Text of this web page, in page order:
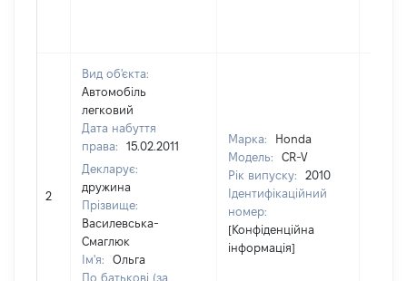
2
Вид об'єкта:
Автомобіль
легковий
Дата набуття
права:
15.02.2011
Декларує:
дружина
Прізвище:
Василевська-
Смаглюк
Ім'я:
Ольга
По батькові (за
Марка:
Honda
Модель:
CR-V
Рік випуску:
2010
Ідентифікаційний
номер:
[Конфіденційна
інформація]